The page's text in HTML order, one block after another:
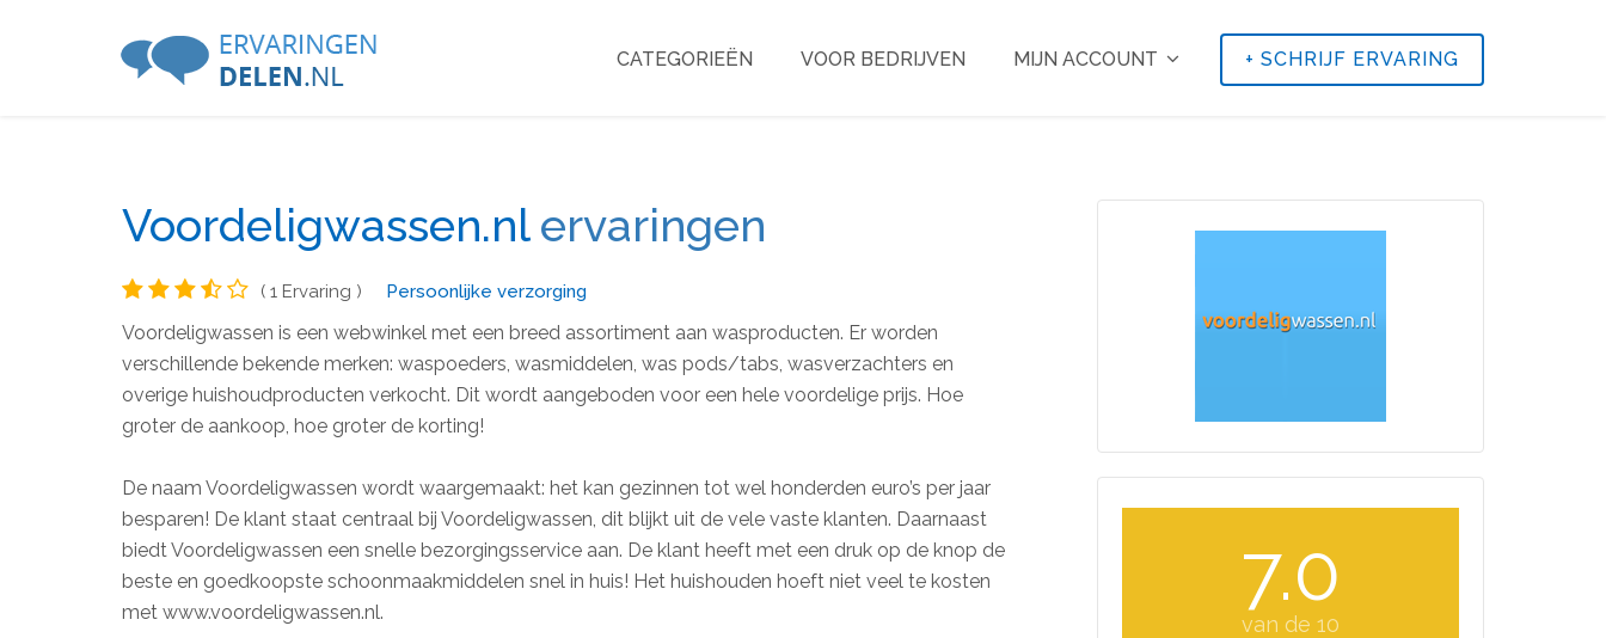
CATEGORIEËN VOOR BEDRIJVEN MIJN ACCOUNT + SCHRIJF ERVARING
Voordeligwassen.nlervaringen
( 1 Ervaring ) Persoonlijke verzorging
Voordeligwassen is een webwinkel met een breed assortiment aan wasproducten. Er worden
verschillende bekende merken: waspoeders, wasmiddelen, was pods/tabs, wasverzachters en
overige huishoudproducten verkocht. Dit wordt aangeboden voor een hele voordelige prijs. Hoe
groter de aankoop, hoe groter de korting!
De naam Voordeligwassen wordt waargemaakt: het kan gezinnen tot wel honderden euro’s per jaar
besparen! De klant staat centraal bij Voordeligwassen, dit blijkt uit de vele vaste klanten. Daarnaast
biedt Voordeligwassen een snelle bezorgingsservice aan. De klant heeft met een druk op de knop de
beste en goedkoopste schoonmaakmiddelen snel in huis! Het huishouden hoeft niet veel te kosten
met www.voordeligwassen.nl.
7.0
van de 10